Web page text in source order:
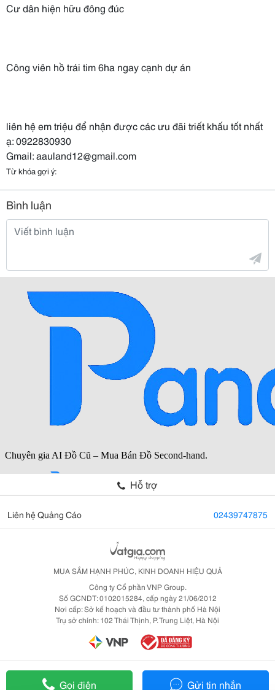
Cư dân hiện hữu đông đúc
Công viên hồ trái tim 6ha ngay cạnh dự án
liên hệ em triệu để nhận được các ưu đãi triết khấu tốt nhất
ạ: 0922830930
Gmail: aauland12@gmail.com
Từ khóa gợi ý:
Bình luận
Gọi điện Gửi tin nhắn
Hỗ trợ
Liên hệ Quảng Cáo 02439747875
MUA SẮM HẠNH PHÚC, KINH DOANH HIỆU QUẢ
Công ty Cổ phần VNP Group.
Số GCNDT: 0102015284, cấp ngày 21/06/2012
Nơi cấp: Sở kế hoạch và đầu tư thành phố Hà Nội
Trụ sở chính: 102 Thái Thịnh, P. Trung Liệt, Hà Nội